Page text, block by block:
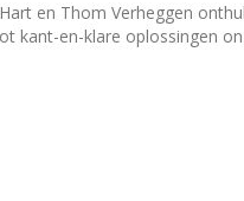
en Thom Verheggen
kant-en-klare oplossingen